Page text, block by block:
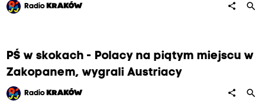
Radio KRAKÓW share search
PŚ w skokach - Polacy na piątym miejscu w
Zakopanem, wygrali Austriacy
Radio KRAKÓW share search